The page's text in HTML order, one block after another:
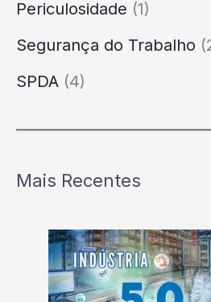
Periculosidade (1)
Segurança do Trabalho
SPDA (4)
Mais Recentes